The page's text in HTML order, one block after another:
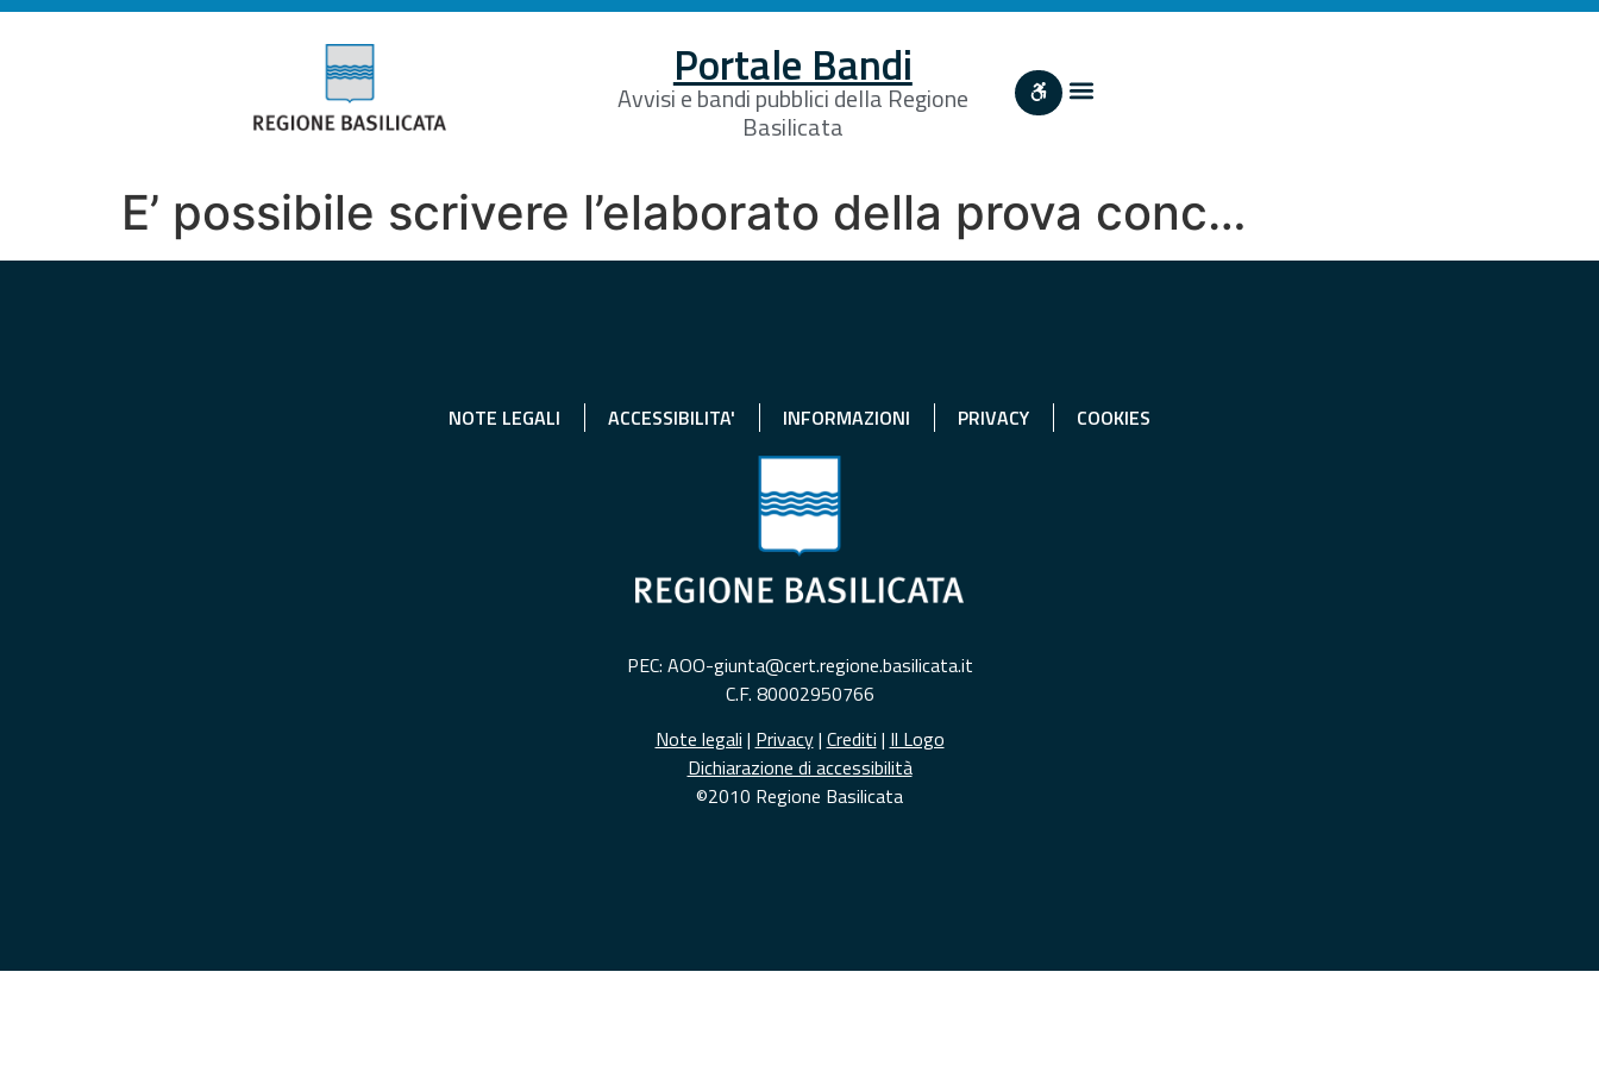
Portale Bandi
Avvisi e bandi pubblici della Regione
Basilicata
E’ possibile scrivere l’elaborato della prova conc…
NOTE LEGALI ACCESSIBILITA' INFORMAZIONI PRIVACY COOKIES
PEC: AOO-giunta@cert.regione.basilicata.it
C.F. 80002950766
Note legali | Privacy| Crediti | Il Logo
Dichiarazione di accessibilità
©2010 Regione Basilicata